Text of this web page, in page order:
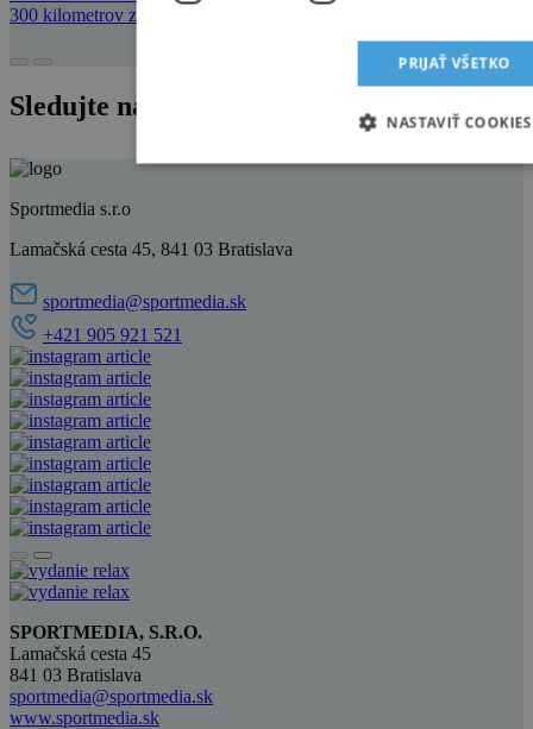
300 kilometrov z Bratislavy, čo sa dá zvládnuť za tri hodiny autom.
Sledujte nás na instagrame
Sportmedia s.r.o
Lamačská cesta 45, 841 03 Bratislava
sportmedia@sportmedia.sk
+421 905 921 521
SPORTMEDIA, S.R.O.
Lamačská cesta 45
841 03 Bratislava
sportmedia@sportmedia.sk
www.sportmedia.sk
PRIJAŤ VŠETKO
NASTAVIŤ COOKIES